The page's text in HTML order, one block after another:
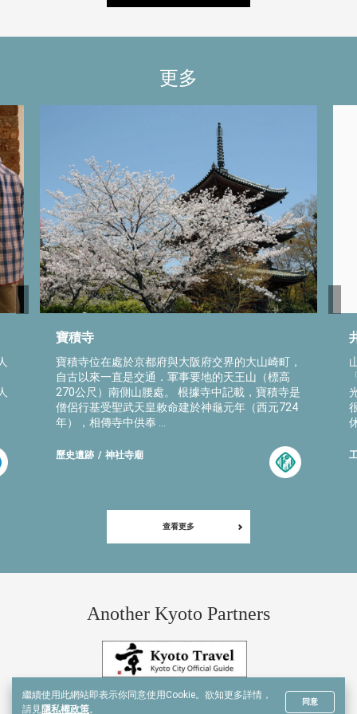
繼續使用此網站即表示你同意使用Cookie。 欲知更多詳情，
請見隱私權政策。
同意
更多
寶積寺
寶積寺位在處於京都府與大阪府交界的大山崎町，
自古以來一直是交通．軍事要地的天王山（標高
270公尺）南側山腰處。 根據寺中記載，寶積寺是
僧侶行基受聖武天皇敕命建於神龜元年（西元724
年），相傳寺中供奉 ...
歷史遺跡 神社寺廟
查看更多
Another Kyoto Partners